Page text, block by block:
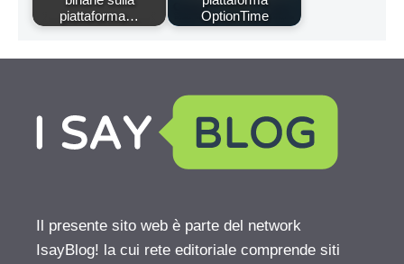
piattaforma…
OptionTime
Il presente sito web è parte del network
IsayBlog! la cui rete editoriale comprende siti